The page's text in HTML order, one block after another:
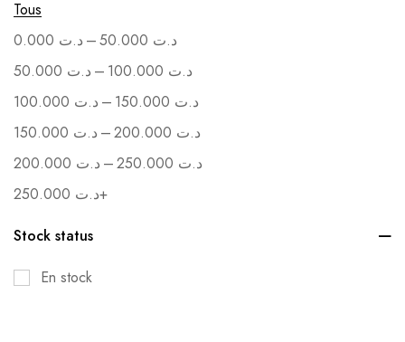
Tous
د.ت – د.ت
د.ت – د.ت
د.ت – د.ت
د.ت – د.ت
د.ت – د.ت
د.ت+
Stock status
En stock